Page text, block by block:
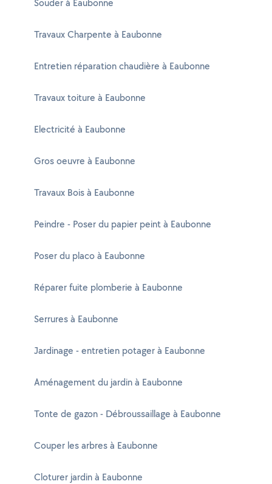
Souder à Eaubonne
Travaux Charpente à Eaubonne
Entretien réparation chaudière à Eaubonne
Travaux toiture à Eaubonne
Electricité à Eaubonne
Gros oeuvre à Eaubonne
Travaux Bois à Eaubonne
Peindre - Poser du papier peint à Eaubonne
Poser du placo à Eaubonne
Réparer fuite plomberie à Eaubonne
Serrures à Eaubonne
Jardinage - entretien potager à Eaubonne
Aménagement du jardin à Eaubonne
Tonte de gazon - Débroussaillage à Eaubonne
Couper les arbres à Eaubonne
Cloturer jardin à Eaubonne